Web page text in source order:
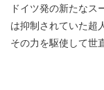
ドイツ発の新たなス
は抑制されていた超
その力を駆使して世